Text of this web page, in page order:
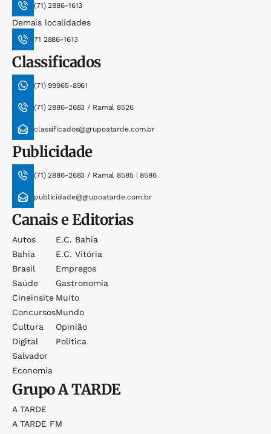
(71) 2886-1613
Demais localidades
71 2886-1613
Classificados
(71) 99965-8961
(71) 2886-2683 / Ramal 8526
classificados@grupoatarde.com.br
Publicidade
(71) 2886-2683 / Ramal 8585 | 8586
publicidade@grupoatarde.com.br
Canais e Editorias
Autos
Bahia
Brasil
Saúde
Cineinsite
Concursos
Cultura
Digital
Salvador
Economia
E.c. Bahia
E.c. Vitória
Empregos
Gastronomia
Muito
Mundo
Opinião
Política
GrupoA TARDE
A TARDE
A TARDE FM